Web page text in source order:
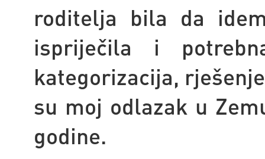
roditelja bila da
ispriječila i
kategorizacija,
su moj odlazak u
godine.